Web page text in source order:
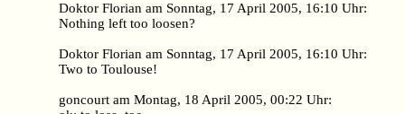
Doktor Florian am Sonntag, 17 April 2005, 16:10 Uhr:
Nothing left too loosen?
Doktor Florian am Sonntag, 17 April 2005, 16:10 Uhr:
Two to Toulouse!
goncourt am Montag, 18 April 2005, 00:22 Uhr: